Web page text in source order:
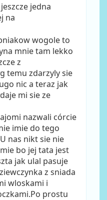
jeszcze jedna
na
wogole to
mnie tam lekko
z
temu zdarzyly sie
nic a teraz jak
mi sie ze
nazwali córcie
imie do tego
nas nikt sie nie
bo jej tata jest
jak ulal pasuje
z sniada
wloskami i
prostu